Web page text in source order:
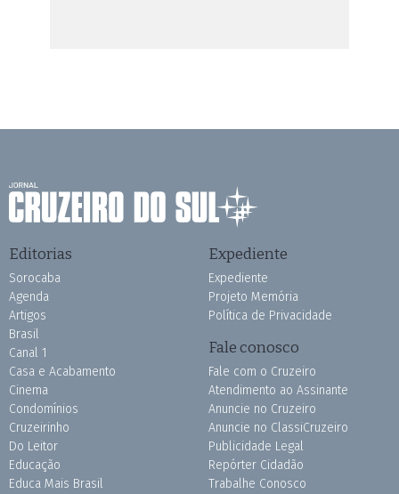
Editorias
Sorocaba
Agenda
Artigos
Brasil
Canal 1
Casa e Acabamento
Cinema
Condomínios
Cruzeirinho
Do Leitor
Educação
Educa Mais Brasil
Expediente
Expediente
Projeto Memória
Política de Privacidade
Fale conosco
Fale com o Cruzeiro
Atendimento ao Assinante
Anuncie no Cruzeiro
Anuncie no ClassiCruzeiro
Publicidade Legal
Repórter Cidadão
Trabalhe Conosco